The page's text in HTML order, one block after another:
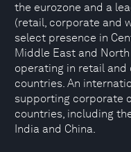
the eurozone and a
(retail, corporate and
select presence in
Middle East and
operating in retail and
countries. An
supporting corporate
countries, including
India and China.